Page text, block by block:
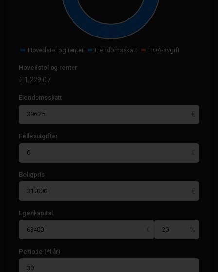
Hovedstol og renter Eiendomsskatt HOA-avgift
Hovedstol og renter
€ 1,229.07
Eiendomsskatt
Fellesutgifter
Boligpris
Egenkapital
Periode (*i år)
Pueblo,
Algorfa,
Daya
San
Fulgencio